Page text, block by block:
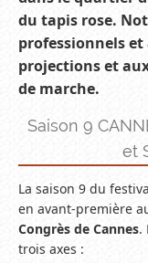
du tapis rose.
professionnels
projections et
de marche.
Saison 9
et
La saison 9 du
en avant-première
Congrès de Cannes.
trois axes :